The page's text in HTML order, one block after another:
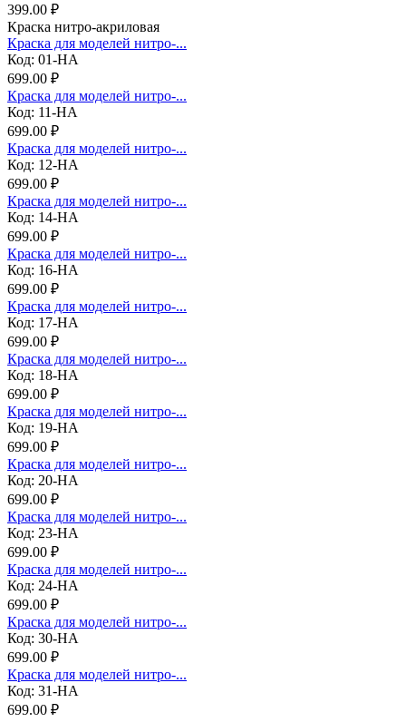
399.00 ₽
Краска нитро-акриловая
Краска для моделей нитро-...
Код: 01-НА
699.00 ₽
Краска для моделей нитро-...
Код: 11-НА
699.00 ₽
Краска для моделей нитро-...
Код: 12-НА
699.00 ₽
Краска для моделей нитро-...
Код: 14-НА
699.00 ₽
Краска для моделей нитро-...
Код: 16-НА
699.00 ₽
Краска для моделей нитро-...
Код: 17-НА
699.00 ₽
Краска для моделей нитро-...
Код: 18-НА
699.00 ₽
Краска для моделей нитро-...
Код: 19-НА
699.00 ₽
Краска для моделей нитро-...
Код: 20-НА
699.00 ₽
Краска для моделей нитро-...
Код: 23-НА
699.00 ₽
Краска для моделей нитро-...
Код: 24-НА
699.00 ₽
Краска для моделей нитро-...
Код: 30-НА
699.00 ₽
Краска для моделей нитро-...
Код: 31-НА
699.00 ₽